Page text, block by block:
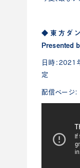
◆東方ダ
Presented
日時：2021
定
配信ページ：